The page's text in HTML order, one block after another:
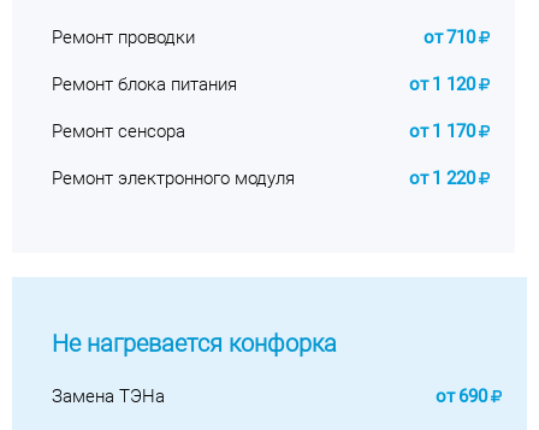
Ремонт проводки от710
Ремонт блока питания от 1 120
Ремонт сенсора от 1 170
Ремонт электронного модуля от 1 220
Не нагревается конфорка
Замена ТЭНа от 690